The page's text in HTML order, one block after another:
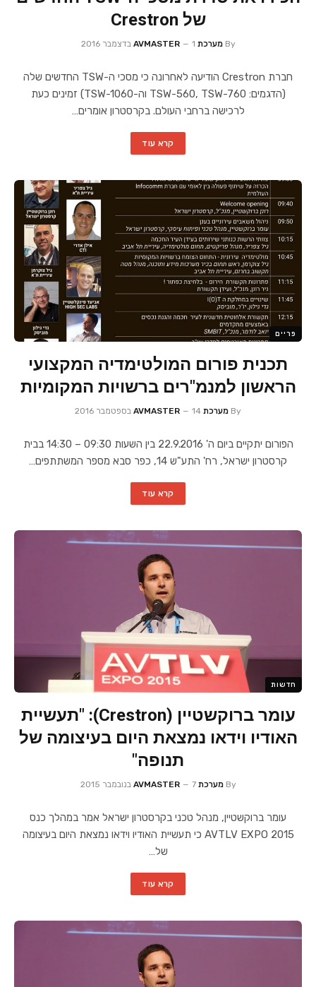
של Crestron
By מערכת AVMASTER 1 בדצמבר 2016
חברת Crestron הודיעה לאחרונה כי מסכי ה-TSW החדשים שלה
(הדגמים: TSW-560, TSW-760 וה-TSW-1060) זמינים כעת
לרכישה ברחבי העולם. בקרסטרון אומרים…
קרא עוד
פריים
תכנית פורום המולטימדיה המקצועי
הראשון למנמ"רים ברשויות המקומיות
By מערכת AVMASTER 14 בספטמבר 2016
הפורום יתקיים ביום ה' 22.9.2016 בין השעות 09:30 – 14:30 בבית
קרסטרון ישראל, רח' התע"ש 14, כפר סבא מספר המשתתפים…
קרא עוד
חדשות
עומר ברוקשטיין (Crestron): "תעשיית
האודיו וידאו נמצאת היום בעיצומה של
תנופה"
By מערכת AVMASTER7 בנובמבר 2015
עומר ברוקשטיין, מנהל טכני בקרסטרון ישראל אמר במהלך כנס
AVTLV EXPO 2015 כי תעשיית האודיו וידאו נמצאת היום בעיצומה
של…
קרא עוד